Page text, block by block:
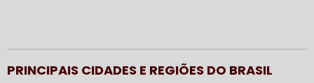
PRINCIPAIS CIDADES E REGIÕES DO BRASIL